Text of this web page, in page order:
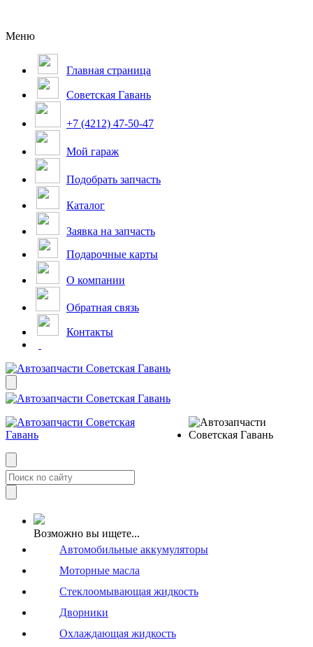
Меню
Главная страница
Советская Гавань
+7 (4212) 47-50-47
Мой гараж
Подобрать запчасть
Каталог
Заявка на запчасть
Подарочные карты
О компании
Обратная связь
Контакты
Возможно вы ищете...
Автомобильные аккумуляторы
Моторные масла
Стеклоомывающая жидкость
Дворники
Охлаждающая жидкость